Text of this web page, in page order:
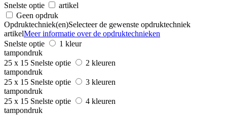
Snelste optie
artikel
Geen opdruk
Opdruktechniek(en)Selecteer de gewenste opdruktechniek
artikelMeer informatie over de opdruktechnieken
Snelste optie
1 kleur
tampondruk
25 x 15 Snelste optie
2 kleuren
tampondruk
25 x 15 Snelste optie
3 kleuren
tampondruk
25 x 15 Snelste optie
4 kleuren
tampondruk